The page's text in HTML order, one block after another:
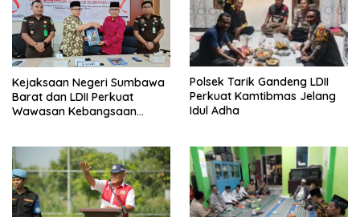
Kejaksaan Negeri Sumbawa
Barat dan LDII Perkuat
Wawasan Kebangsaan
Polsek Tarik Gandeng LDII
Perkuat Kamtibmas Jelang
Idul Adha